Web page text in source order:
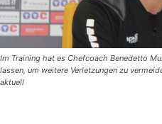
Im Training hat es Chefcoach Benedetto
lassen, um weitere Verletzungen zu
aktuell